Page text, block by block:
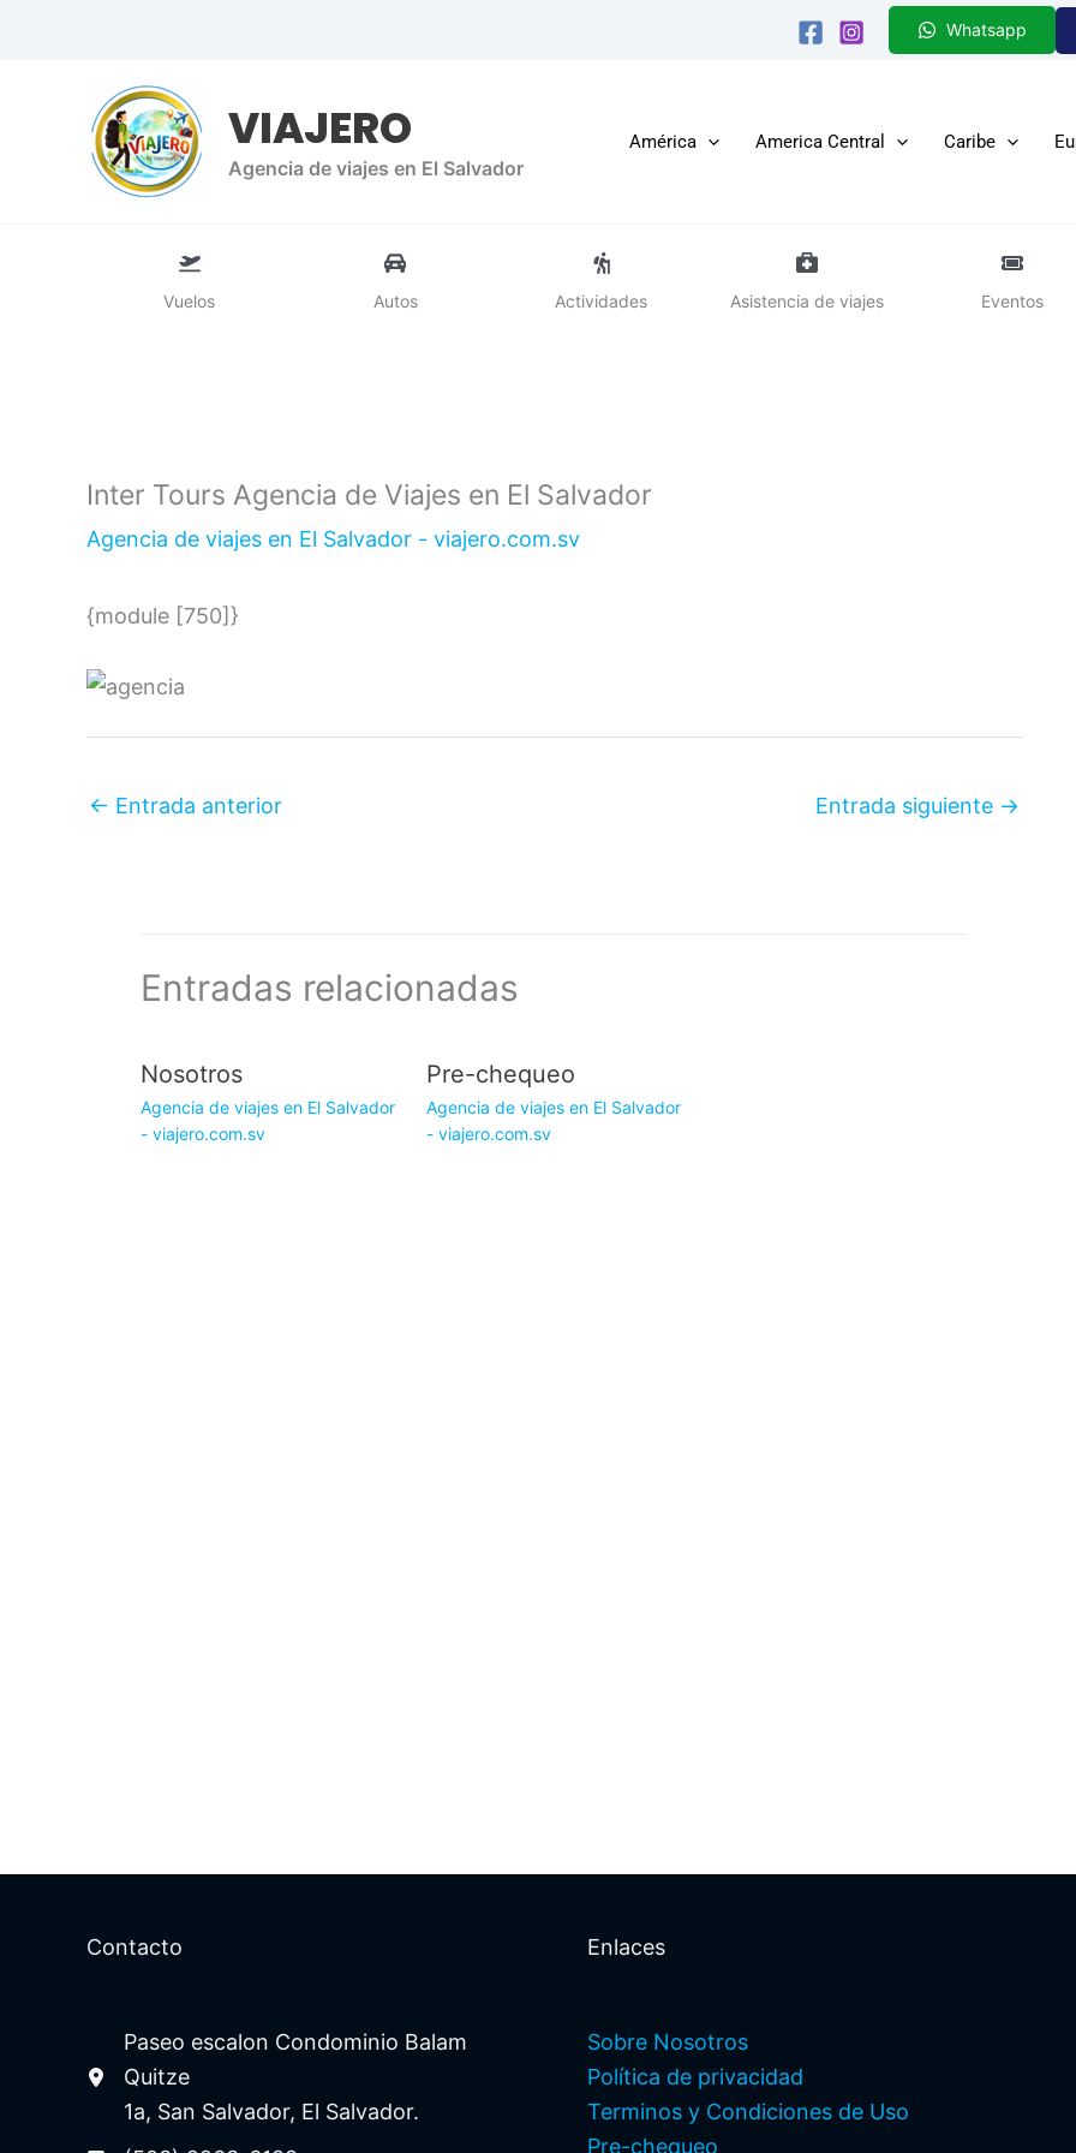
Whatsapp
VIAJERO
Agencia de viajes en El Salvador
América America Central Caribe
Vuelos Autos Actividades Asistencia de viajes Eventos
Inter Tours Agencia de Viajes en El Salvador
Agencia de viajes en El Salvador - viajero.com.sv
{module [750]}
← Entrada anterior Entrada siguiente →
Entradas relacionadas
Nosotros
Agencia de viajes en El Salvador
- viajero.com.sv
Pre-chequeo
Agencia de viajes en El Salvador
- viajero.com.sv
Contacto
Paseo escalon Condominio Balam
Quitze
1a, San Salvador, El Salvador.
Enlaces
Sobre Nosotros
Política de privacidad
Terminos y Condiciones de Uso
Pre-chequeo